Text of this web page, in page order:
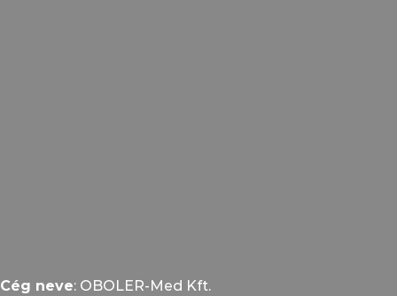
Cég neve: OBOLER-Med Kft.